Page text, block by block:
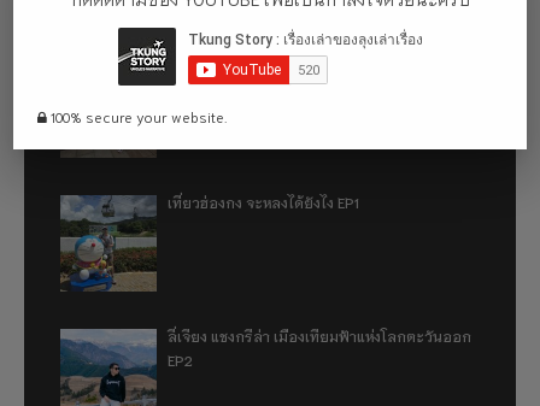
เที่ยวฮ่องกง จะหลงได้ยังไง EP2
เที่ยวฮ่องกง จะหลงได้ยังไง EP1
ลี่เจียง แชงกรีล่า เมืองเทียมฟ้าแห่งโลกตะวันออก
EP2
100% secure your website.